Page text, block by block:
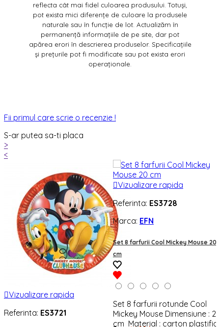
reflecta cât mai fidel culoarea produsului. Totuși,
pot exista mici diferențe de culoare la produsele
naturale sau în funcție de lot. Actualizăm în
permanență informațiile de pe site, dar pot
apărea erori în descrierea produselor. Specificațiile
și prețurile pot fi modificate sau pot exista erori
operaționale.
Fii primul care scrie o recenzie !
S-ar putea sa-ti placa
>
<
Vizualizare rapida
Referinta: ES3721
Vizualizare rapida
Referinta: ES3728
Marca: EFN
Set 8 farfurii Cool Mickey Mouse 20
cm
Set 8 farfurii rotunde Cool
Mickey Mouse Dimensiune :
cm Material : carton